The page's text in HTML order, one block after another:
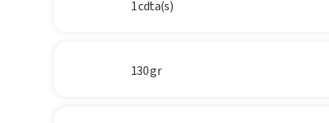
1 cdta(s)
130 gr